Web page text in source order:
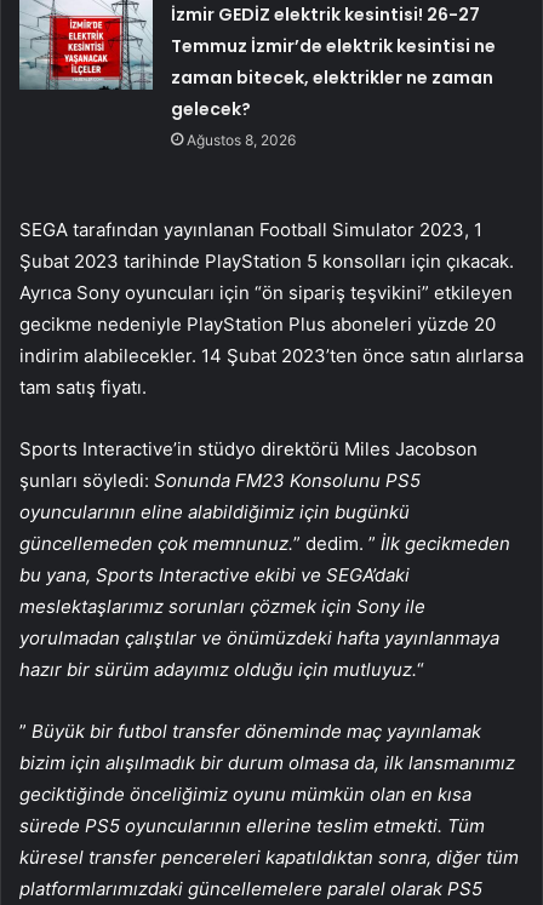
İzmir GEDİZ elektrik kesintisi! 26-27
Temmuz İzmir’de elektrik kesintisi ne
zaman bitecek, elektrikler ne zaman
gelecek?
Ağustos 8, 2026
SEGA tarafından yayınlanan Football Simulator 2023, 1
Şubat 2023 tarihinde PlayStation 5 konsolları için çıkacak.
Ayrıca Sony oyuncuları için “ön sipariş teşvikini” etkileyen
gecikme nedeniyle PlayStation Plus aboneleri yüzde 20
indirim alabilecekler. 14 Şubat 2023’ten önce satın alırlarsa
tam satış fiyatı.
Sports Interactive’in stüdyo direktörü Miles Jacobson
şunları söyledi: Sonunda FM23 Konsolunu PS5
oyuncularının eline alabildiğimiz için bugünkü
güncellemeden çok memnunuz.” dedim. ” İlk gecikmeden
bu yana, Sports Interactive ekibi ve SEGA’daki
meslektaşlarımız sorunları çözmek için Sony ile
yorulmadan çalıştılar ve önümüzdeki hafta yayınlanmaya
hazır bir sürüm adayımız olduğu için mutluyuz.“
” Büyük bir futbol transfer döneminde maç yayınlamak
bizim için alışılmadık bir durum olmasa da, ilk lansmanımız
geciktiğinde önceliğimiz oyunu mümkün olan en kısa
sürede PS5 oyuncularının ellerine teslim etmekti. Tüm
küresel transfer pencereleri kapatıldıktan sonra, diğer tüm
platformlarımızdaki güncellemelere paralel olarak PS5